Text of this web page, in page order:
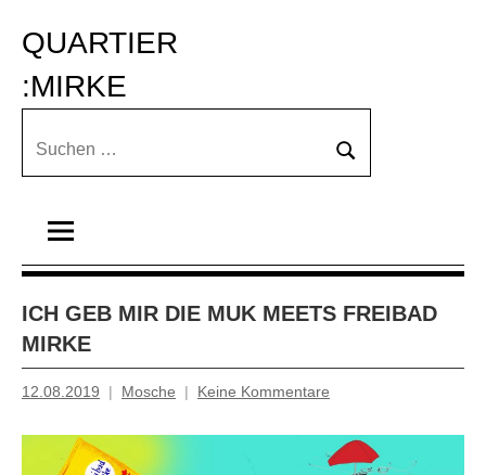
Inhalt
springen
QUARTIER
:MIRKE
Suchen
Suchen
ICH GEB MIR DIE MUK MEETS FREIBAD
MIRKE
12.08.2019 Mosche Keine Kommentare